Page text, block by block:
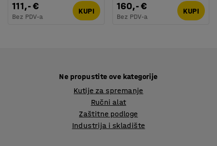
111,- €
Bez PDV-a
KUPI 160,- €
Bez PDV-a
KUPI
Ne propustite ove kategorije
Kutije za spremanje
Ručni alat
Zaštitne podloge
Industrija i skladište